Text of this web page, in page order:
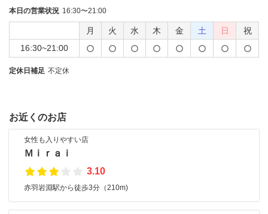
本日の営業状況 16:30〜21:00
月 火 水 木 金 土 日
祝
16:30~21:00
定休日補足 不定休
お近くのお店
女性も入りやすい店
Ｍｉｒａｉ
3.10
赤羽岩淵駅から徒歩3分（210m)